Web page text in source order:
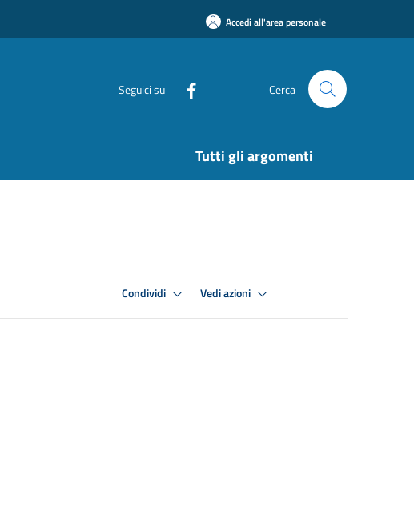
Accedi all'area personale
Seguici su Cerca
Tutti gli argomenti
Condividi Vedi azioni